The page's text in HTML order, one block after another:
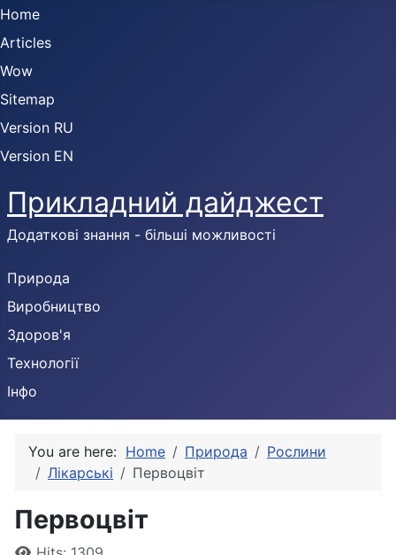
Home
Articles
Wow
Sitemap
Version RU
Version EN
Прикладний дайджест
Додаткові знання - більші можливості
Природа
Виробництво
Здоров'я
Технології
Інфо
You are here: Home Природа
Рослини
Лікарські
Первоцвіт
Первоцвіт
Details